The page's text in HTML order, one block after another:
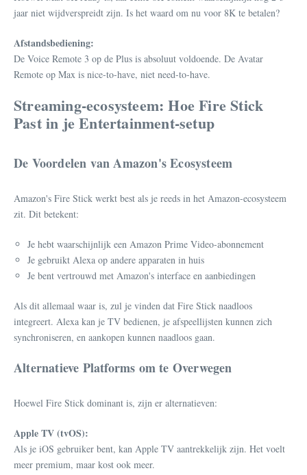
jaar niet wijdverspreidt zijn. Is het waard om nu voor 8K te betalen?
Afstandsbediening:
De Voice Remote 3 op de Plus is absoluut voldoende. De Avatar
Remote op Max is nice-to-have, niet need-to-have.
Streaming-ecosysteem: Hoe Fire Stick
Past in je Entertainment-setup
De Voordelen van Amazon's Ecosysteem
Amazon's Fire Stick werkt best als je reeds in het Amazon-ecosysteem
zit. Dit betekent:
Je hebt waarschijnlijk een Amazon Prime Video-abonnement
Je gebruikt Alexa op andere apparaten in huis
Je bent vertrouwd met Amazon's interface en aanbiedingen
Als dit allemaal waar is, zul je vinden dat Fire Stick naadloos
integreert. Alexa kan je TV bedienen, je afspeellijsten kunnen zich
synchroniseren, en aankopen kunnen naadloos gaan.
Alternatieve Platforms om te Overwegen
Hoewel Fire Stick dominant is, zijn er alternatieven:
Apple TV (tvOS):
Als je iOS gebruiker bent, kan Apple TV aantrekkelijk zijn. Het voelt
meer premium, maar kost ook meer.